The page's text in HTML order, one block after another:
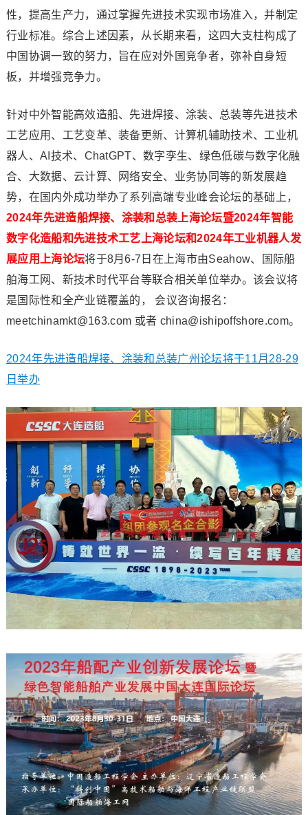
性，提高生产力，通过掌握先进技术实现市场准入，并制定
行业标准。综合上述因素，从长期来看，这四大支柱构成了
中国协调一致的努力，旨在应对外国竞争者，弥补自身短
板，并增强竞争力。
针对中外智能高效造船、先进焊接、涂装、总装等先进技术
工艺应用、工艺变革、装备更新、计算机辅助技术、工业机
器人、AI技术、ChatGPT、数字孪生、绿色低碳与数字化融
合、大数据、云计算、网络安全、业务协同等的新发展趋
势，在国内外成功举办了系列高端专业峰会论坛的基础上，
2024年先进造船焊接、涂装和总装上海论坛暨2024年智能
数字化造船和先进技术工艺上海论坛和2024年工业机器人发
展应用上海论坛将于8月6-7日在上海市由Seahow、国际船
舶海工网、新技术时代平台等联合相关单位举办。该会议将
是国际性和全产业链覆盖的， 会议咨询报名：
meetchinamkt@163.com 或者 china@ishipoffshore.com。
2024年先进造船焊接、涂装和总装广州论坛将于11月28-29
日举办